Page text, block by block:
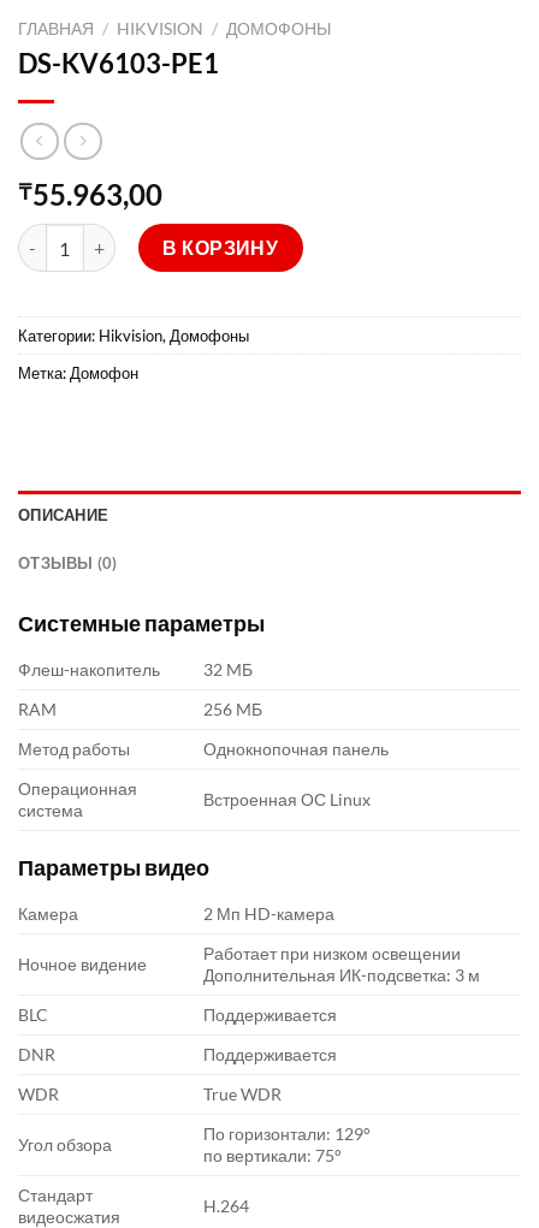
ГЛАВНАЯ / HIKVISION / ДОМОФОНЫ
DS-KV6103-PE1
₸55.963,00
Количество товара DS-KV6103-PE1
В КОРЗИНУ
Категории: Hikvision, Домофоны
Метка: Домофон
ОПИСАНИЕ
ОТЗЫВЫ (0)
Системные параметры
Флеш-накопитель
32 MБ
RAM
256 MБ
Метод работы
Однокнопочная панель
Операционная
система
Встроенная ОС Linux
Параметры видео
Камера 2 Мп HD-камера
Ночное видение
Работает при низком освещении
Дополнительная ИК-подсветка: 3 м
BLC
Поддерживается
DNR
Поддерживается
WDR
True WDR
Угол обзора
По горизонтали: 129°
по вертикали: 75°
Стандарт
видеосжатия
H.264